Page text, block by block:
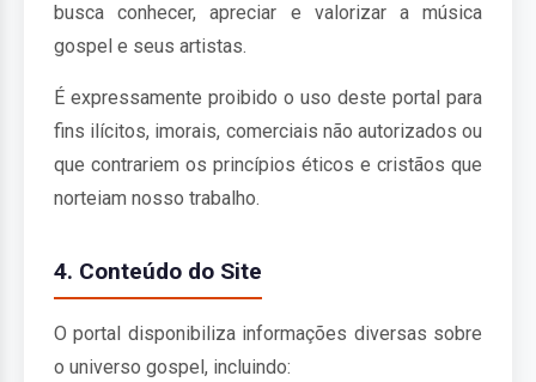
busca conhecer, apreciar e valorizar a música
gospel e seus artistas.
É expressamente proibido o uso deste portal para
fins ilícitos, imorais, comerciais não autorizados ou
que contrariem os princípios éticos e cristãos que
norteiam nosso trabalho.
4. Conteúdo do Site
O portal disponibiliza informações diversas sobre
o universo gospel, incluindo: